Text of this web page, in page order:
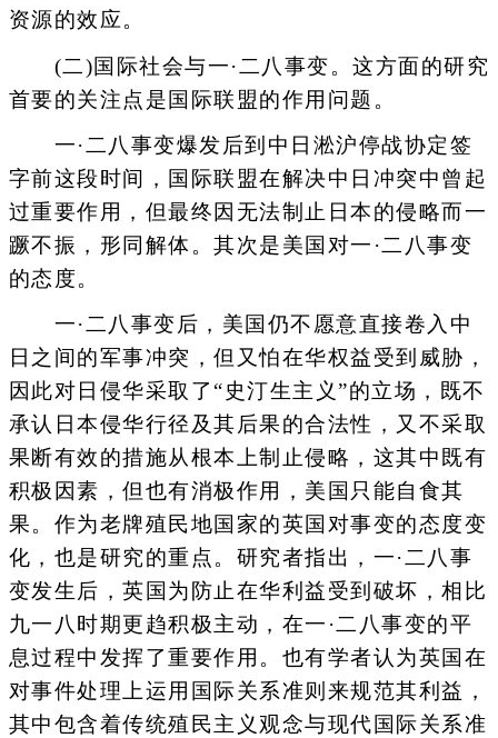
资源的效应。
(二)国际社会与一·二八事变。这方面的研究
首要的关注点是国际联盟的作用问题。
一·二八事变爆发后到中日淞沪停战协定签
字前这段时间，国际联盟在解决中日冲突中曾起
过重要作用，但最终因无法制止日本的侵略而一
蹶不振，形同解体。其次是美国对一·二八事变
的态度。
一·二八事变后，美国仍不愿意直接卷入中
日之间的军事冲突，但又怕在华权益受到威胁，
因此对日侵华采取了“史汀生主义”的立场，既不
承认日本侵华行径及其后果的合法性，又不采取
果断有效的措施从根本上制止侵略，这其中既有
积极因素，但也有消极作用，美国只能自食其
果。作为老牌殖民地国家的英国对事变的态度变
化，也是研究的重点。研究者指出，一·二八事
变发生后，英国为防止在华利益受到破坏，相比
九一八时期更趋积极主动，在一·二八事变的平
息过程中发挥了重要作用。也有学者认为英国在
对事件处理上运用国际关系准则来规范其利益，
其中包含着传统殖民主义观念与现代国际关系准